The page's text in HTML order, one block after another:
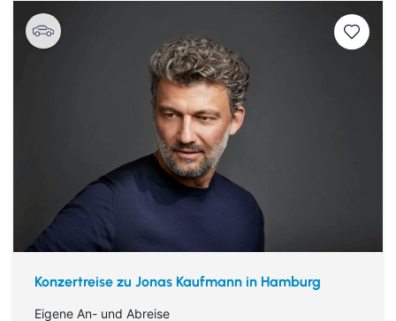
Konzertreise zu Jonas Kaufmann in Hamburg
Eigene An- und Abreise